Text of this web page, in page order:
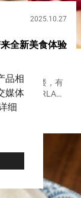
品相
媒体
细
2025.10.27
全新美食体验
）』的一楼，有
前的『PÄRLA』
眼看去仿佛是
街景...